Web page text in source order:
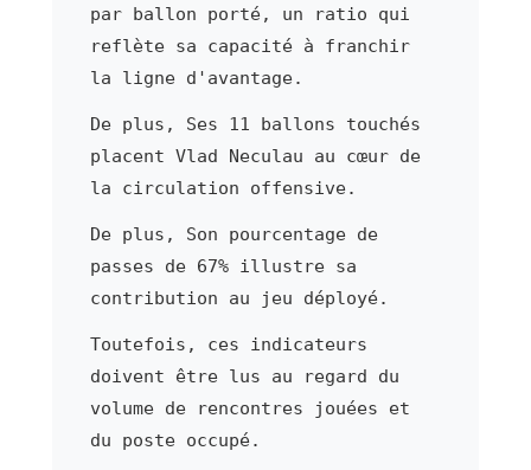
par ballon porté, un ratio qui
reflète sa capacité à franchir
la ligne d'avantage.
De plus, Ses 11 ballons touchés
placent Vlad Neculau au cœur de
la circulation offensive.
De plus, Son pourcentage de
passes de 67% illustre sa
contribution au jeu déployé.
Toutefois, ces indicateurs
doivent être lus au regard du
volume de rencontres jouées et
du poste occupé.